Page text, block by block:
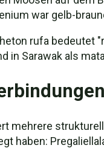
war gelb-
rufa bedeutet
in Sarawak als
mehrere
haben: